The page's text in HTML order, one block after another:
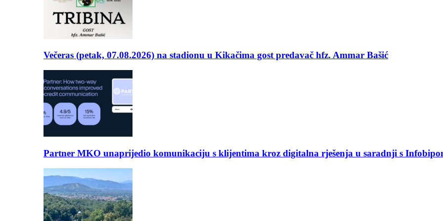
Večeras (petak, 07.08.2026) na stadionu u Kikačima gost predavač hfz. Ammar Bašić
Partner MKO unaprijedio komunikaciju s klijentima kroz digitalna rješenja u saradnji s